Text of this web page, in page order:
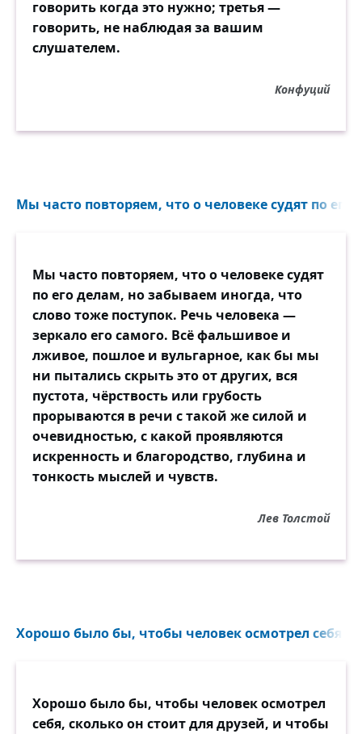
говорить когда это нужно; третья —
говорить, не наблюдая за вашим
слушателем.
Конфуций
Мы часто повторяем, что о человеке судят по
Мы часто повторяем, что о человеке судят
по его делам, но забываем иногда, что
слово тоже поступок. Речь человека —
зеркало его самого. Всё фальшивое и
лживое, пошлое и вульгарное, как бы мы
ни пытались скрыть это от других, вся
пустота, чёрствость или грубость
прорываются в речи с такой же силой и
очевидностью, с какой проявляются
искренность и благородство, глубина и
тонкость мыслей и чувств.
Лев Толстой
Хорошо было бы, чтобы человек осмотрел себя,
Хорошо было бы, чтобы человек осмотрел
себя, сколько он стоит для друзей, и чтобы